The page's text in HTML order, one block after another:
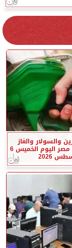
والسولار والغاز
الطبيعي في مصر اليوم الخميس 6
2026